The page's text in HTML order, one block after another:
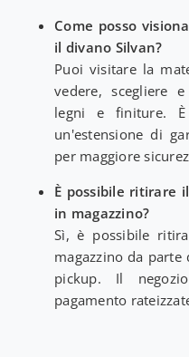
Come posso
il divano Silvan?
Puoi visitare la
vedere, scegliere
legni e finiture. È
un'estensione di
per maggiore
È possibile ritirare
in magazzino?
Sì, è possibile
magazzino da
pickup. Il
pagamento